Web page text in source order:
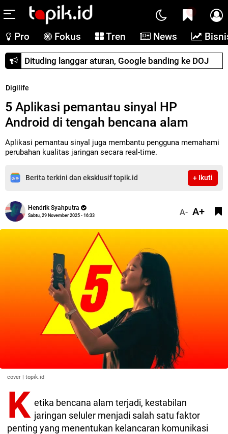
0
Pro Fokus Tren News
Dituding langgar aturan, Google banding ke DOJ
Digilife
5 Aplikasi pemantau sinyal HP
Android di tengah bencana alam
Aplikasi pemantau sinyal juga membantu pengguna memahami
perubahan kualitas jaringan secara real-time.
Berita terkini dan eksklusif topik.id + Ikuti
Hendrik Syahputra
Sabtu, 29 November 2025 - 16:33 A- A+
cover | topik.id
K etika bencana alam terjadi, kestabilan
jaringan seluler menjadi salah satu faktor
penting yang menentukan kelancaran komunikasi